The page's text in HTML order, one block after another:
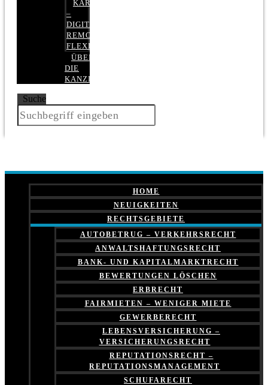
KARRIERE
–
DIGITAL,
REMOTE,
FLEXIBEL
ÜBER
DIE
KANZLEI
Suche
HOME
NEUIGKEITEN
RECHTSGEBIETE
AUTOBETRUG – VERKEHRSRECHT
ANWALTSHAFTUNGSRECHT
BANK- UND KAPITALMARKTRECHT
BEWERTUNGEN LÖSCHEN
ERBRECHT
FAIRMIETEN – WENIGER MIETE
GEWERBERECHT
LEBENSVERSICHERUNG –
VERSICHERUNGSRECHT
REPUTATIONSRECHT –
REPUTATIONSMANAGEMENT
SCHUFARECHT